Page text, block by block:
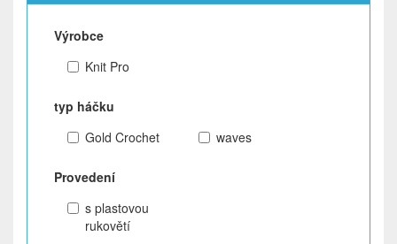
Výrobce
Knit Pro
typ háčku
Gold Crochet
waves
Provedení
s plastovou
rukovětí